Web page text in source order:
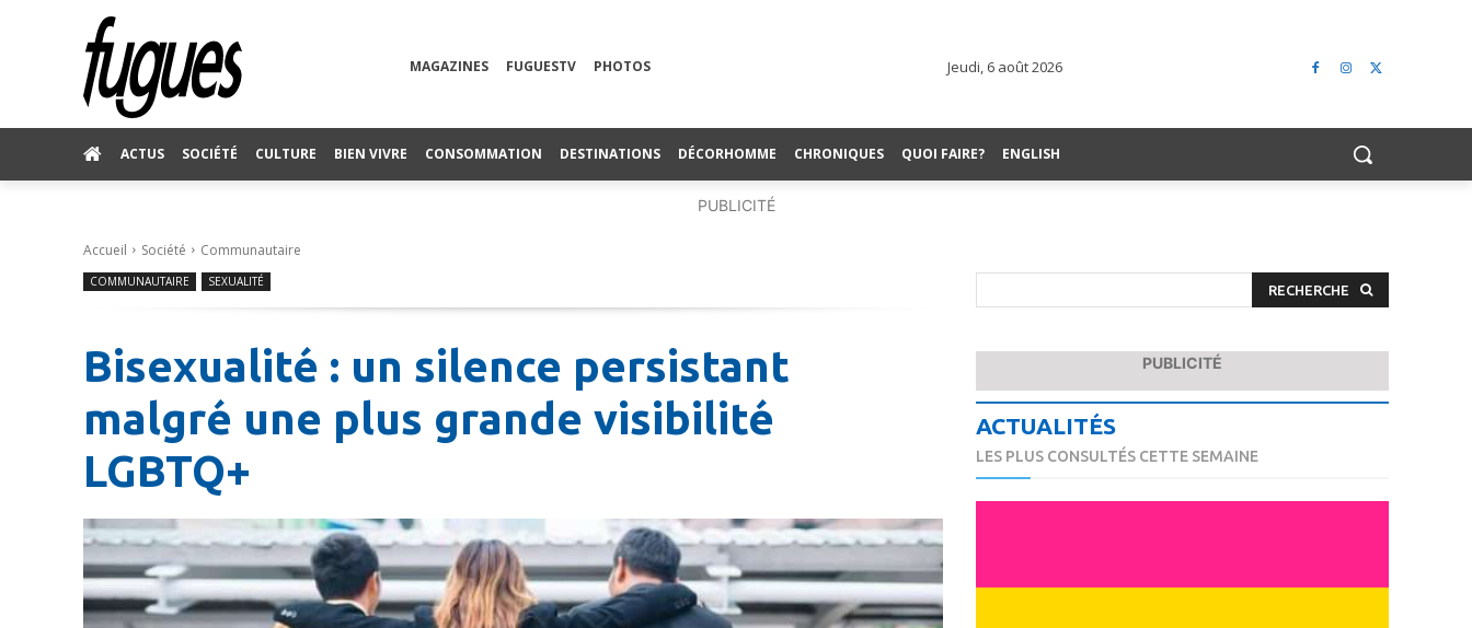
MAGAZINES FUGUESTV PHOTOS Jeudi, 6 août 2026
ACTUS SOCIÉTÉ CULTURE BIEN VIVRE CONSOMMATION DESTINATIONS DÉCORHOMME CHRONIQUES QUOI FAIRE? ENGLISH
PUBLICITÉ
Accueil Société Communautaire
COMMUNAUTAIRE SEXUALITÉ
Bisexualité : un silence persistant
malgré une plus grande visibilité
LGBTQ+
RECHERCHE
PUBLICITÉ
ACTUALITÉS
LES PLUS CONSULTÉS CETTE SEMAINE